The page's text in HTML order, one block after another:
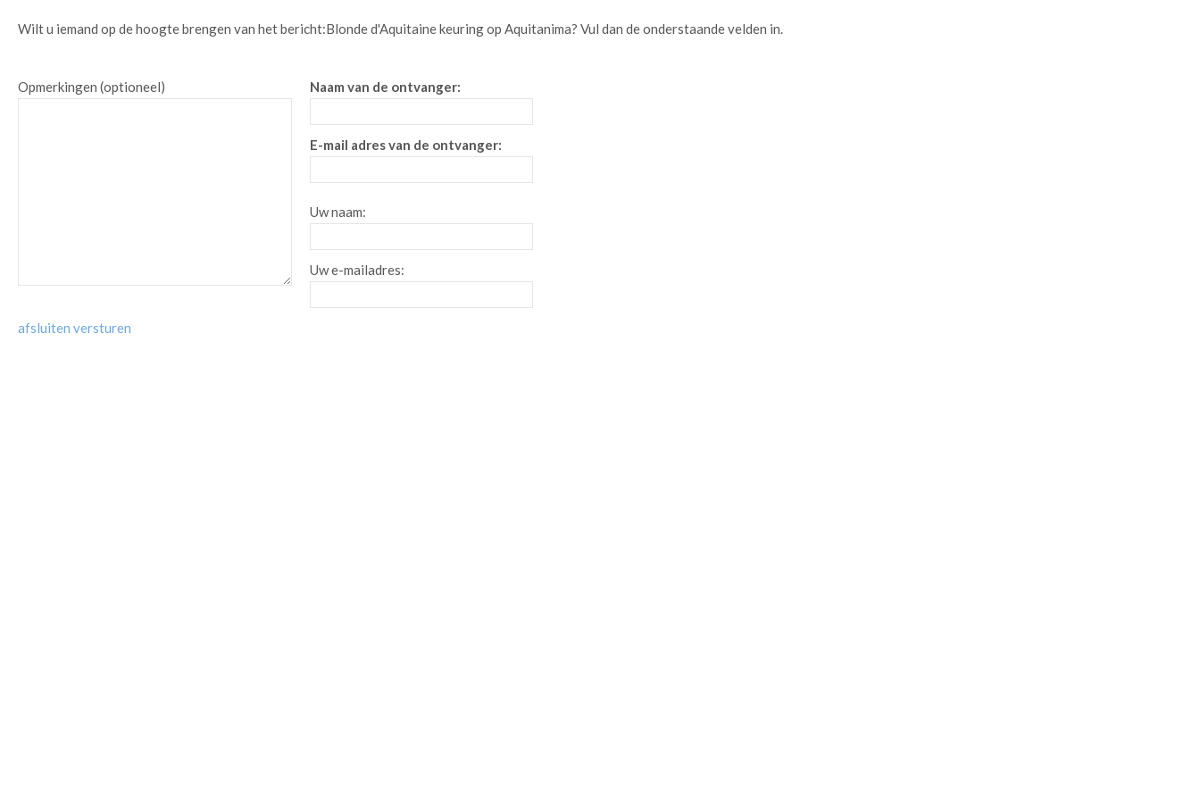
Wilt u iemand op de hoogte brengen van het bericht:Blonde d'Aquitaine keuring op Aquitanima? Vul dan de onderstaande velden in.
Opmerkingen (optioneel) Naam van de ontvanger:
E-mail adres van de ontvanger:
Uw naam:
Uw e-mailadres:
afsluiten versturen